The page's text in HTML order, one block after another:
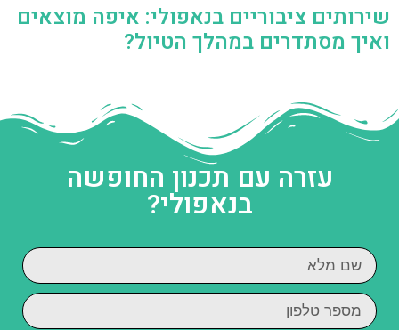
שירותים ציבוריים בנאפולי: איפה מוצאים
ואיך מסתדרים במהלך הטיול?
עזרה עם תכנון החופשה
בנאפולי?